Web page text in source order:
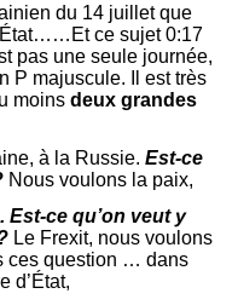
du 14 juillet que
ce sujet 0:17
pas une seule journée,
P majuscule. Il est très
moinsdeux grandes
à la Russie.Est-ce
Nous voulons la paix,
Est-ce qu’on veut y
Le Frexit, nous voulons
ces question … dans
d’État,